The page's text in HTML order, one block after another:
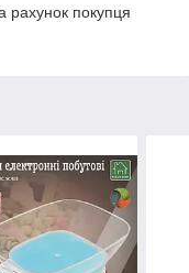
рахунок покупця